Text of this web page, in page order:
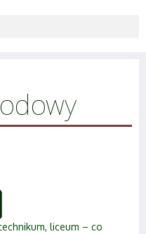
liceum – co